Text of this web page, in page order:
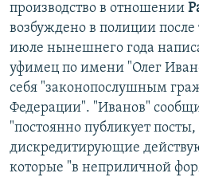
производство в отношении
возбуждено в полиции после
июле нынешнего года
уфимец по имени "Олег
себя "законопослушным
Федерации". "Иванов"
"постоянно публикует
дискредитирующие
которые "в неприличной